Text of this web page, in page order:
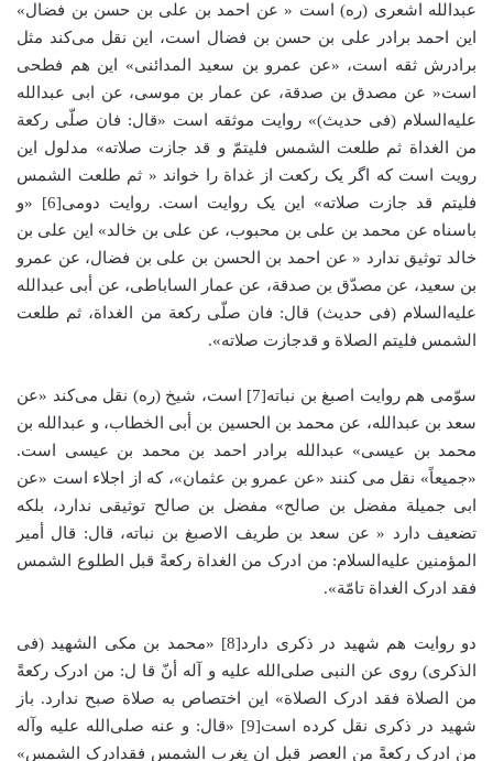
عبدالله اشعری (ره) است « عن احمد بن علی بن حسن بن فضال»
این احمد برادر علی بن حسن بن فضال است، این نقل می‌کند مثل
برادرش ثقه است، «عن عمرو بن سعید المدائنی» این هم فطحی
است« عن مصدق بن صدقة، عن عمار بن موسی، عن ابی عبدالله
علیه‌السلام (فی حدیث)» روایت موثقه است «قال: فان صلّی رکعة
من الغداة ثم طلعت الشمس فلیتمّ و قد جازت صلاته» مدلول این
رویت است که اگر یک رکعت از غداة را خواند « ثم طلعت الشمس
فلیتم قد جازت صلاته» این یک روایت است. روایت دومی[6] «و
باسناه عن محمد بن علی بن محبوب، عن علی بن خالد» این علی بن
خالد توثیق ندارد « عن احمد بن الحسن بن علی بن فضال، عن عمرو
بن سعید، عن مصدّق بن صدقة، عن عمار الساباطی، عن أبی عبدالله
علیه‌السلام (فی حدیث) قال: فان صلّی رکعة من الغداة،‌ ثم طلعت
الشمس فلیتم الصلاة‌ و قدجازت صلاته».
سوّمی هم روایت اصبغ بن نباته[7] است، شیخ (ره) نقل می‌کند «عن
سعد بن عبدالله، عن محمد بن الحسین بن أبی الخطاب، و عبدالله بن
محمد بن عیسی» عبدالله برادر احمد بن محمد بن عیسی است.
«جمیعاً» نقل می کنند «عن عمرو بن عثمان»، که از اجلاء است «‌عن
ابی جمیلة مفضل بن صالح» مفضل بن صالح توثیقی ندارد، بلکه
تضعیف دارد « عن سعد بن طریف الاصبغ بن نباته، قال: قال أمیر
المؤمنین علیه‌السلام: من ادرک من الغداة رکعةً قبل الطلوع الشمس
فقد ادرک الغداة تامّة».
دو روایت هم شهید در ذکری دارد[8] «محمد بن مکی الشهید (فی
الذکری) روی عن النبی صلی‌الله علیه و آله أنّ قا ل: من ادرک رکعةً
من الصلاة فقد ادرک الصلاة» این اختصاص به صلاة صبح ندارد. باز
شهید در ذکری نقل کرده است[9] «قال: و عنه صلی‌الله علیه وآله
من ادرک رکعةً من العصر قبل ان یغرب الشمس فقدادرک الشمس»